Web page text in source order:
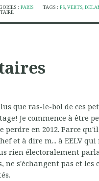
: PARIS TAGS :PS,VERTS,
que ras-le-bol de ces
Je commence à être
perdre en 2012. Parce
et à dire m... à EELV qui
rien électoralement
ne s'échangent pas et les